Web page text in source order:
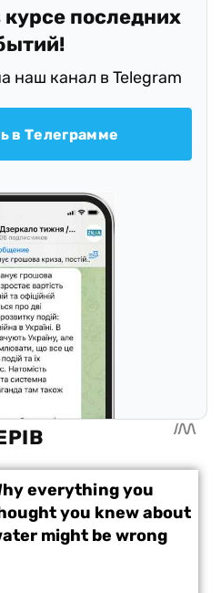
курсе последних
наш канал в Telegram
в Телеграмме